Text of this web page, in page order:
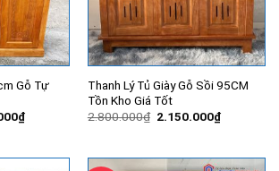
Gỗ Tự
₫Giá
hiện
1.900.000₫.
Thanh Lý Tủ Giày Gỗ Sồi 95CM
Tồn Kho Giá Tốt
2.800.000₫ Giá
2.150.000₫Giá
hiện